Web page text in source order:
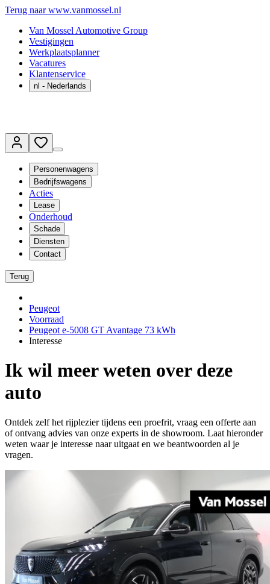
Terug naar www.vanmossel.nl
Van Mossel Automotive Group
Vestigingen
Werkplaatsplanner
Vacatures
Klantenservice
nl - Nederlands
Personenwagens
Bedrijfswagens
Acties
Lease
Onderhoud
Schade
Diensten
Contact
Terug
Peugeot
Voorraad
Peugeot e-5008 GT Avantage 73 kWh
Interesse
Ik wil meer weten over deze
auto
Ontdek zelf het rijplezier tijdens een proefrit, vraag een offerte aan
of ontvang advies van onze experts in de showroom. Laat hieronder
weten waar je interesse naar uitgaat en we beantwoorden al je
vragen.